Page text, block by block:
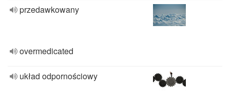
przedawkowany
overmedicated
układ odpornościowy